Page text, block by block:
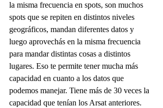
la misma frecuencia en spots, son muchos
spots que se repiten en distintos niveles
geográficos, mandan diferentes datos y
luego aprovechás en la misma frecuencia
para mandar distintas cosas a distintos
lugares. Eso te permite tener mucha más
capacidad en cuanto a los datos que
podemos manejar. Tiene más de 30 veces la
capacidad que tenían los Arsat anteriores.